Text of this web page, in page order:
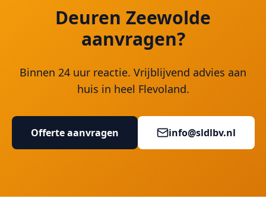
Deuren Zeewolde
aanvragen?
Binnen 24 uur reactie. Vrijblijvend advies aan
huis in heel Flevoland.
Offerte aanvragen info@sldlbv.nl